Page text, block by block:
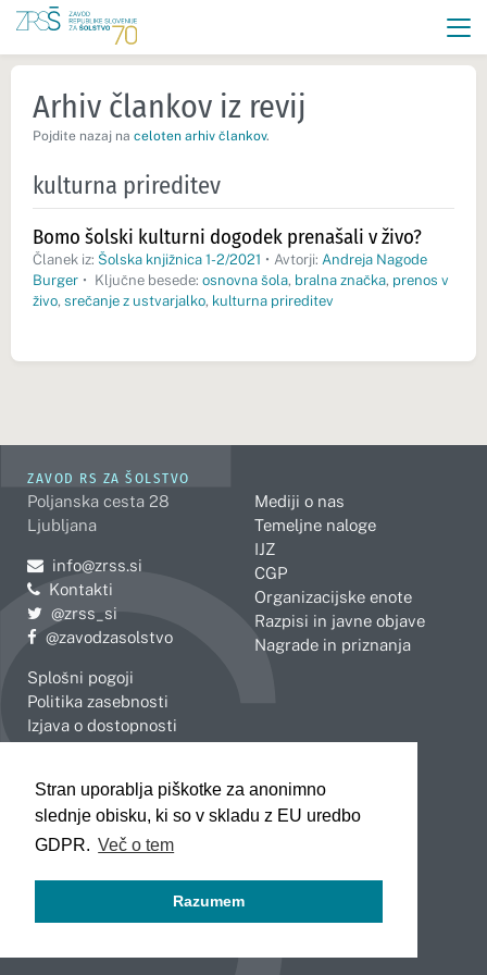
Stran uporablja piškotke za anonimno
slednje obisku, ki so v skladu z EU uredbo
GDPR. Več o tem
Razumem
Arhiv člankov iz revij
Pojdite nazaj na celoten arhiv člankov.
kulturna prireditev
Bomo šolski kulturni dogodek prenašali v živo?
Članek iz: Šolska knjižnica 1-2/2021 • Avtorji: Andreja Nagode
Burger • Ključne besede: osnovna šola, bralna značka, prenos v
živo, srečanje z ustvarjalko, kulturna prireditev
ZAVOD RS ZA ŠOLSTVO
Poljanska cesta 28
Ljubljana
Pošljite e-mail na
info@zrss.si
Kontakti
Pojdite na Twitter:
@zrss_si
Pojdite na Facebook:
@zavodzasolstvo
Splošni pogoji
Politika zasebnosti
Izjava o dostopnosti
Mediji o nas
Temeljne naloge
IJZ
CGP
Organizacijske enote
Razpisi in javne objave
Nagrade in priznanja
Celje
Koper
Kranj
Novo mesto
Slovenj Gradec